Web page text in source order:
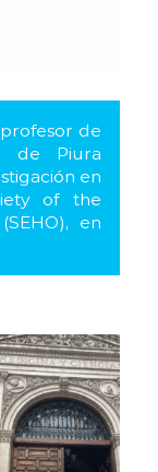
de
de Piura
en
of the
en